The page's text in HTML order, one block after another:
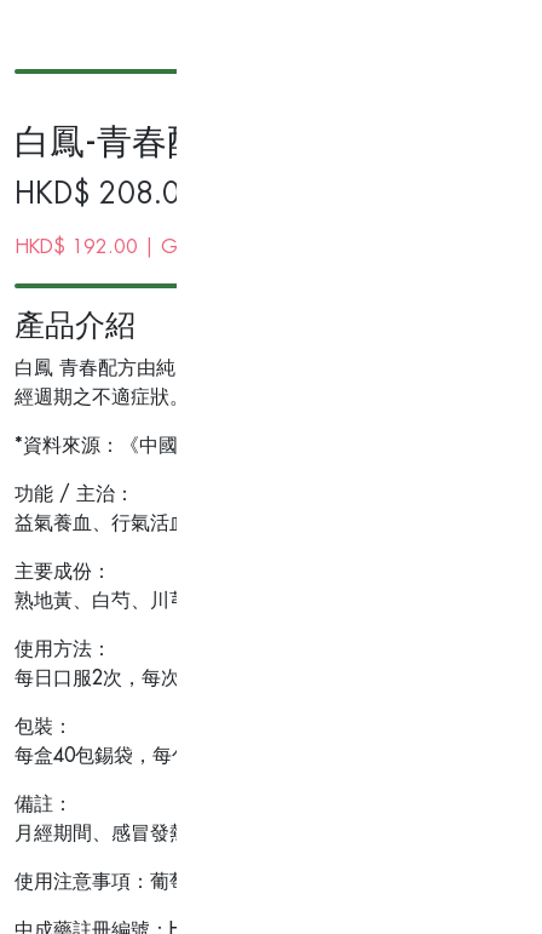
白鳳-青春配方40包裝
HKD$ 208.00
HKD$ 192.00 | Gold Membership Price
產品介紹
白鳳 青春配方由純天然中藥配製，並加入珍珠，配合傳統蒸
經週期之不適症狀。*珍珠具有潤膚的功效。
*資料來源：《中國藥典》2010年版
功能 / 主治：
益氣養血、行氣活血，滋補肝腎，滋養肌膚，舒緩月經週期
主要成份：
熟地黃、白芍、川芎、當歸、黨參、黃芪、白朮、茯苓、香
使用方法：
每日口服2次，每次1包(2粒膠囊)，用溫水送服。
包裝：
每盒40包錫袋，每包2粒膠囊
備註：
月經期間、感冒發熱者及孕婦忌服。
使用注意事項：葡萄糖六磷酸去氫酵素缺乏症(蠶豆症)患者，
中成藥註冊編號：HKC-11031